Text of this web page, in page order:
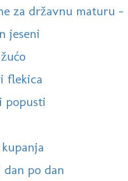
za državnu maturu -
jeseni
flekica
popusti
po dan